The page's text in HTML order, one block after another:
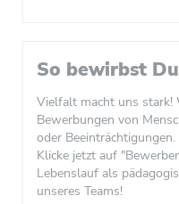
So bewirbst
Vielfalt macht uns stark!
Bewerbungen von
oder Beeinträchtigungen.
Klicke jetzt auf
Lebenslauf als
unseres Teams!